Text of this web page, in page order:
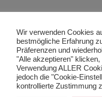
Wir verwenden Cookies
bestmögliche Erfahrung
Präferenzen und
"Alle akzeptieren"
Verwendung ALLER
jedoch die "Cookie-
kontrollierte Zustimmung